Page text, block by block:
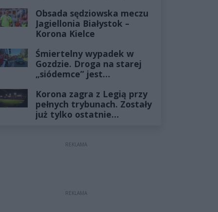
Obsada sędziowska meczu
Jagiellonia Białystok –
Korona Kielce
Śmiertelny wypadek w
Gozdzie. Droga na starej
„siódemce” jest
Korona zagra z Legią przy
pełnych trybunach. Zostały
już tylko ostatnie
REKLAMA
REKLAMA